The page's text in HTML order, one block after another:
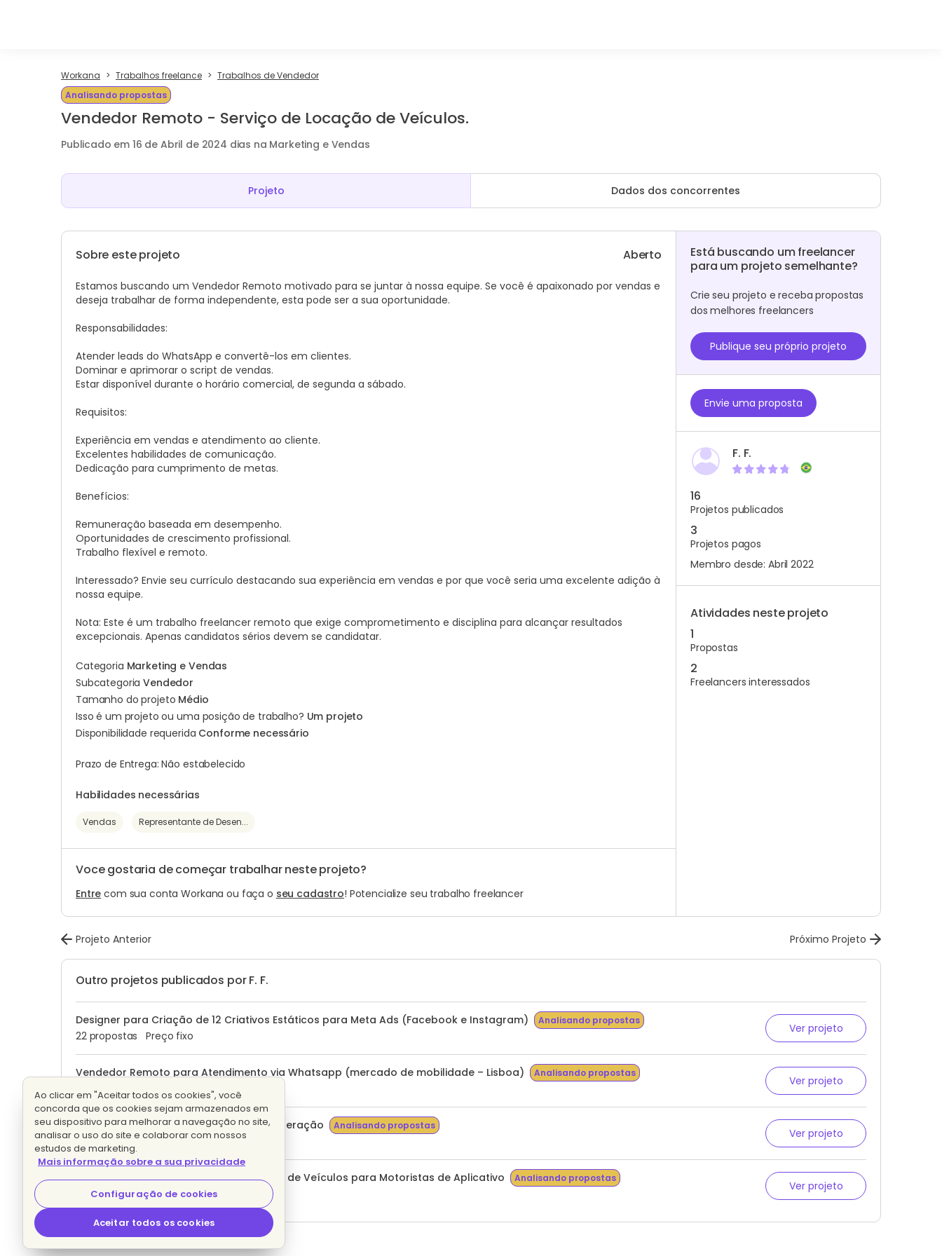
Workana Trabalhos freelance
Trabalhos de Vendedor
Analisando propostas
Vendedor Remoto - Serviço de Locação de Veículos.
Publicado em 16 de Abril de 2024 dias na Marketing e Vendas
Projeto Dados dos concorrentes
Sobre este projeto Aberto
Estamos buscando um Vendedor Remoto motivado para se juntar à nossa equipe. Se você é apaixonado por vendas e
deseja trabalhar de forma independente, esta pode ser a sua oportunidade.
Responsabilidades:
Atender leads do WhatsApp e convertê-los em clientes.
Dominar e aprimorar o script de vendas.
Estar disponível durante o horário comercial, de segunda a sábado.
Requisitos:
Experiência em vendas e atendimento ao cliente.
Excelentes habilidades de comunicação.
Dedicação para cumprimento de metas.
Benefícios:
Remuneração baseada em desempenho.
Oportunidades de crescimento profissional.
Trabalho flexível e remoto.
Interessado? Envie seu currículo destacando sua experiência em vendas e por que você seria uma excelente adição à
nossa equipe.
Nota: Este é um trabalho freelancer remoto que exige comprometimento e disciplina para alcançar resultados
excepcionais. Apenas candidatos sérios devem se candidatar.
Categoria Marketing e Vendas
SubcategoriaVendedor
Tamanho do projeto Médio
Isso é um projeto ou uma posição de trabalho? Um projeto
Disponibilidade requerida Conforme necessário
Prazo de Entrega: Não estabelecido
Habilidades necessárias
Vendas Representante de Desen...
Voce gostaria de começar trabalhar neste projeto?
Entre com sua conta Workana ou faça o seu cadastro! Potencialize seu trabalho freelancer
Está buscando um freelancer
para um projeto semelhante?
Crie seu projeto e receba propostas
dos melhores freelancers
Publique seu próprio projeto
Envie uma proposta
F. F.
16
Projetos publicados
3
Projetos pagos
Membro desde: Abril 2022
Atividades neste projeto
1
Propostas
2
Freelancers interessados
Projeto Anterior Próximo Projeto
Outro projetos publicados por F. F.
Designer para Criação de 12 Criativos Estáticos para Meta Ads (Facebook e Instagram) Analisando propostas
22 propostas Preço fixo
Ver projeto
Vendedor Remoto para Atendimento via Whatsapp (mercado de mobilidade – Lisboa) Analisando propostas
Preço fixo
Ver projeto
Gerente de Atendimento ao Cliente e Operação Analisando propostas
50 propostas Por hora
Ver projeto
Gestor de Sucesso do Cliente - Locação de Veículos para Motoristas de Aplicativo Analisando propostas
1 proposta Preço fixo
Ver projeto
Ao clicar em "Aceitar todos os cookies", você
concorda que os cookies sejam armazenados em
seu dispositivo para melhorar a navegação no site,
analisar o uso do site e colaborar com nossos
estudos de marketing.
Mais informação sobre a sua privacidade
Configuração de cookies
Aceitar todos os cookies